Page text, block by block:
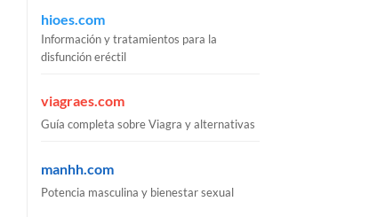
hioes.com
Información y tratamientos para la
disfunción eréctil
viagraes.com
Guía completa sobre Viagra y alternativas
manhh.com
Potencia masculina y bienestar sexual